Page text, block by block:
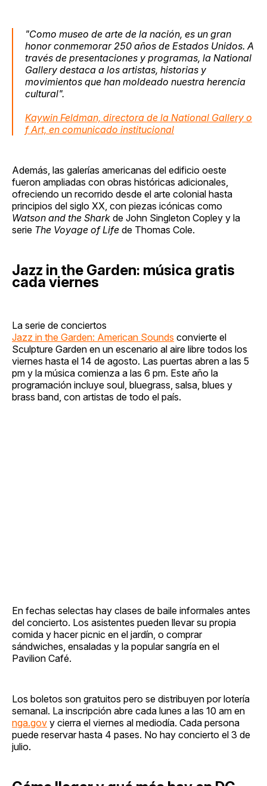
"Como museo de arte de la nación, es un gran
honor conmemorar 250 años de Estados Unidos. A
través de presentaciones y programas, la National
Gallery destaca a los artistas, historias y
movimientos que han moldeado nuestra herencia
cultural".
Kaywin Feldman, directora de la National Gallery o
f Art, en comunicado institucional
Además, las galerías americanas del edificio oeste
fueron ampliadas con obras históricas adicionales,
ofreciendo un recorrido desde el arte colonial hasta
principios del siglo XX, con piezas icónicas como
Watson and the Shark de John Singleton Copley y la
serie The Voyage of Life de Thomas Cole.
Jazz in the Garden: música gratis
cada viernes
La serie de conciertos
Jazz in the Garden: American Sounds convierte el
Sculpture Garden en un escenario al aire libre todos los
viernes hasta el 14 de agosto. Las puertas abren a las 5
pm y la música comienza a las 6 pm. Este año la
programación incluye soul, bluegrass, salsa, blues y
brass band, con artistas de todo el país.
En fechas selectas hay clases de baile informales antes
del concierto. Los asistentes pueden llevar su propia
comida y hacer picnic en el jardín, o comprar
sándwiches, ensaladas y la popular sangría en el
Pavilion Café.
Los boletos son gratuitos pero se distribuyen por lotería
semanal. La inscripción abre cada lunes a las 10 am en
nga.gov y cierra el viernes al mediodía. Cada persona
puede reservar hasta 4 pases. No hay concierto el 3 de
julio.